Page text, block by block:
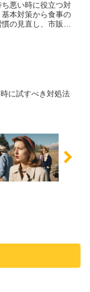
悪い時に役立つ対
本対策から食事の
の見直し、市販薬
に試すべき対処法